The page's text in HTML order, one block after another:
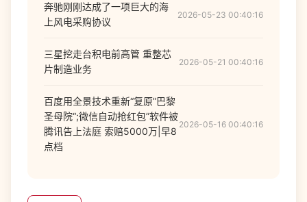
奔驰刚刚达成了一项巨大的海
上风电采购协议
2026-05-23 00:40:16
三星挖走台积电前高管 重整芯
片制造业务
2026-05-21 00:40:16
百度用全景技术重新“复原”巴黎
圣母院“;微信自动抢红包”软件被
腾讯告上法庭 索赔5000万|早8
点档
2026-05-16 00:40:16